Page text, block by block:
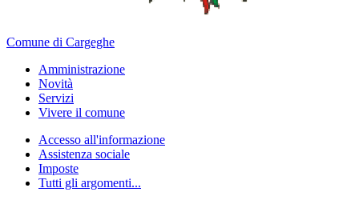
Comune di Cargeghe
Amministrazione
Novità
Servizi
Vivere il comune
Accesso all'informazione
Assistenza sociale
Imposte
Tutti gli argomenti...